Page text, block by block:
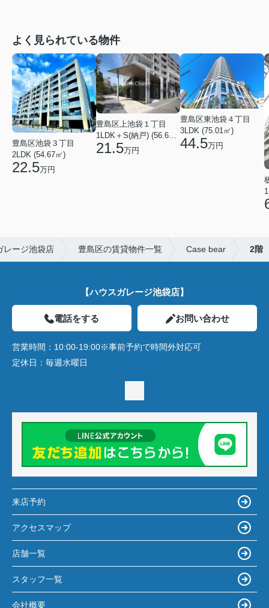
よく見られている物件
豊島区池袋３丁目
2LDK (54.67㎡)
22.5万円
豊島区上池袋１丁目
1LDK＋S(納戸) (56.61㎡)
21.5万円
豊島区東池袋４丁目
3LDK (75.01㎡)
44.5万円
レージ池袋店 豊島区の賃貸物件一覧 Case bear 2階
【ハウスガレージ池袋店】
電話をする お問い合わせ
営業時間： 10:00-19:00※事前予約で時間外対応可
定休日： 毎週水曜日
来店予約
アクセスマップ
店舗一覧
スタッフ一覧
会社概要